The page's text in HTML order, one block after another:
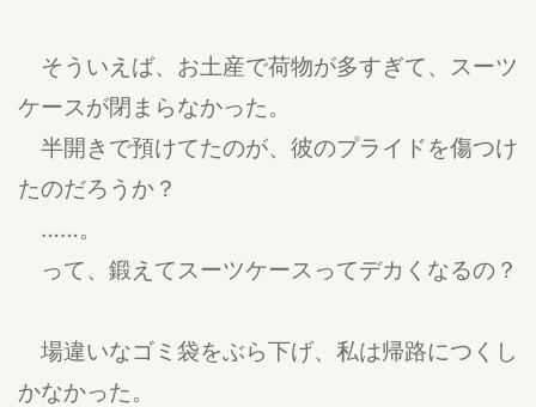
そういえば、お土産で荷物が多すぎて、スーツ
ケースが閉まらなかった。
半開きで預けてたのが、彼のプライドを傷つけ
たのだろうか？
……。
って、鍛えてスーツケースってデカくなるの？
場違いなゴミ袋をぶら下げ、私は帰路につくし
かなかった。